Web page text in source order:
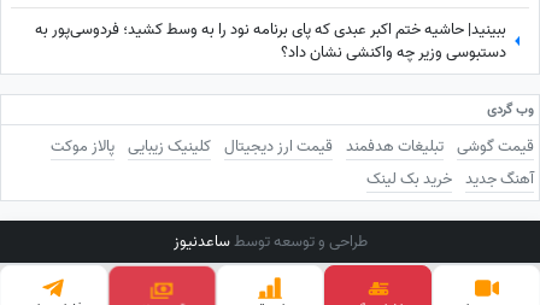
ببینید| حاشیه ختم اکبر عبدی که پای برنامه نود را به وسط کشید؛ فردوسی‌پور به
دستبوسی وزیر چه واکنشی نشان داد؟
وب گردی
قیمت گوشی تبلیغات هدفمند قیمت ارز دیجیتال کلینیک زیبایی پالاز موکت
آهنگ جدید خرید بک لینک
طراحی و توسعه توسطساعدنیوز